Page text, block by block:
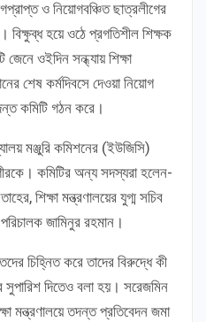
ও নিয়োগবঞ্চিত ছাত্রলীগের
বিক্ষুব্ধ হয়ে ওঠে প্রগতিশীল শিক্ষক
জেনে ওইদিন সন্ধ্যায় শিক্ষা
শেষ কর্মদিবসে দেওয়া নিয়োগ
কমিটি গঠন করে।
মঞ্জুরি কমিশনের (ইউজিসি)
কমিটির অন্য সদস্যরা হলেন-
শিক্ষা মন্ত্রণালয়ের যুগ্ম সচিব
জামিনুর রহমান।
চিহ্নিত করে তাদের বিরুদ্ধে কী
সুপারিশ দিতেও বলা হয়। সরেজমিন
মন্ত্রণালয়ে তদন্ত প্রতিবেদন জমা